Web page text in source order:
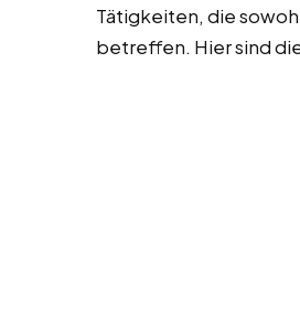
Tätigkeiten, die
betreffen. Hier sind